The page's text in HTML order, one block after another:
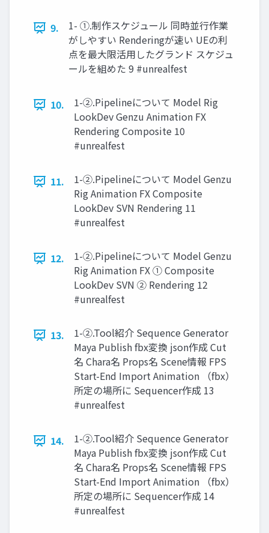
9.
1- ①.制作スケジュール 同時並行作業
がしやすい Renderingが速い UEの利
点を最大限活用したグランド スケジュ
ールを組めた 9 #unrealfest
10.
1-②.Pipelineについて Model Rig
LookDev Genzu Animation FX
Rendering Composite 10
#unrealfest
11.
1-②.Pipelineについて Model Genzu
Rig Animation FX Composite
LookDev SVN Rendering 11
#unrealfest
12.
1-②.Pipelineについて Model Genzu
Rig Animation FX ① Composite
LookDev SVN ② Rendering 12
#unrealfest
13.
1-②.Tool紹介 Sequence Generator
Maya Publish fbx変換 json作成 Cut
名 Chara名 Props名 Scene情報 FPS
Start-End Import Animation （fbx）
所定の場所に Sequencer作成 13
#unrealfest
14.
1-②.Tool紹介 Sequence Generator
Maya Publish fbx変換 json作成 Cut
名 Chara名 Props名 Scene情報 FPS
Start-End Import Animation （fbx）
所定の場所に Sequencer作成 14
#unrealfest